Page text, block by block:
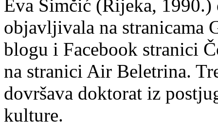
Eva Simčić (Rijeka, 1990.)
objavljivala na stranicama
blogu i Facebook stranici
na stranici Air Beletrina.
dovršava doktorat iz
kulture.